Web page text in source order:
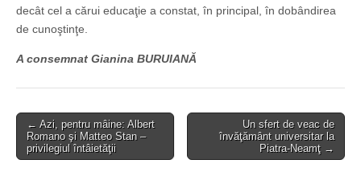
decât cel a cărui educaţie a constat, în principal, în dobândirea
de cunoştinţe.
A consemnat Gianina BURUIANĂ
Post
navigation
← Azi, pentru mâine: Albert
Romano şi Matteo Stan –
privilegiul întâietăţii
Un sfert de veac de
învăţământ universitar la
Piatra-Neamţ →